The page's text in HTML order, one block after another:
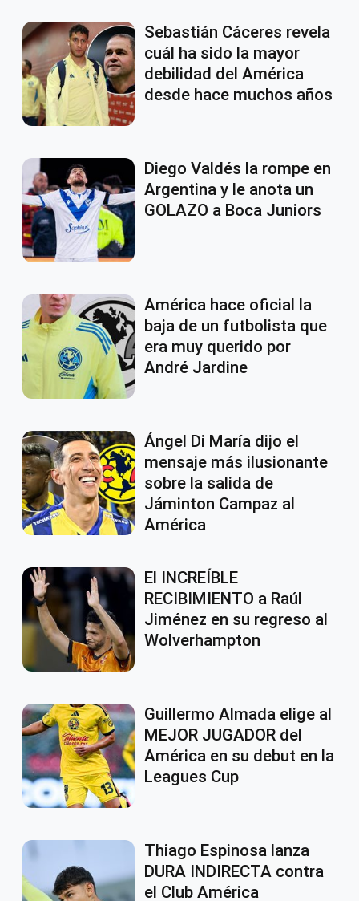
Sebastián Cáceres revela
cuál ha sido la mayor
debilidad del América
desde hace muchos años
Diego Valdés la rompe en
Argentina y le anota un
GOLAZO a Boca Juniors
América hace oficial la
baja de un futbolista que
era muy querido por
André Jardine
Ángel Di María dijo el
mensaje más ilusionante
sobre la salida de
Jáminton Campaz al
América
El INCREÍBLE
RECIBIMIENTO a Raúl
Jiménez en su regreso al
Wolverhampton
Guillermo Almada elige al
MEJOR JUGADOR del
América en su debut en la
Leagues Cup
Thiago Espinosa lanza
DURA INDIRECTA contra
el Club América